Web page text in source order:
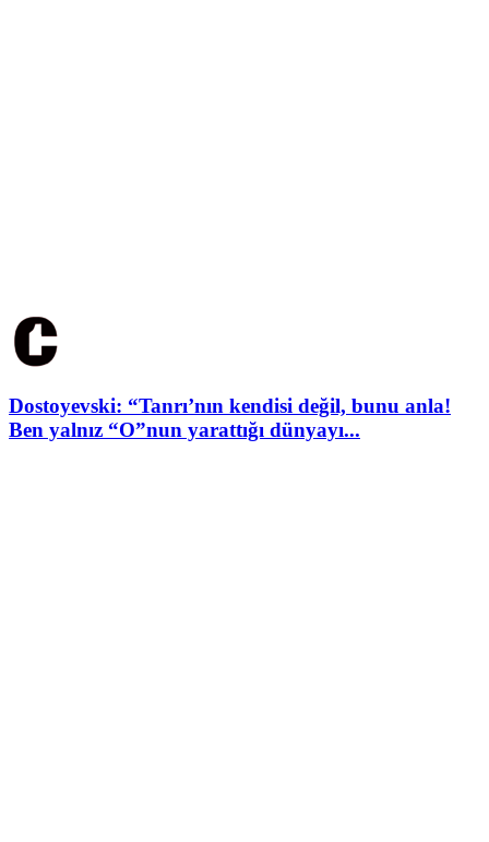
Dostoyevski: “Tanrı’nın kendisi değil, bunu anla!
Ben yalnız “O”nun yarattığı dünyayı...